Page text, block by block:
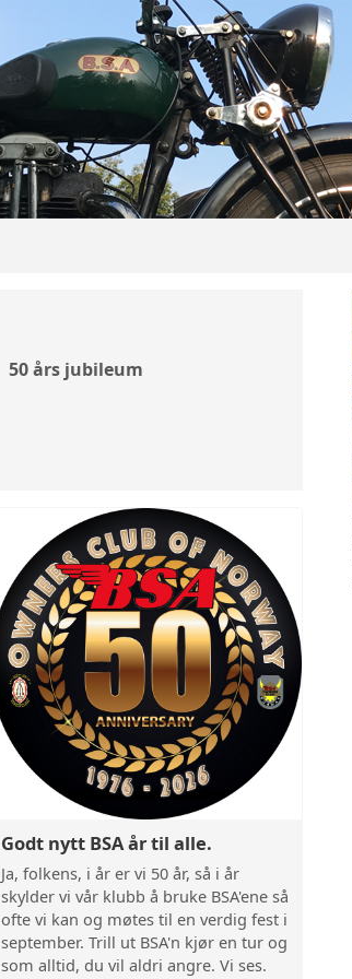
50 års jubileum
Godt nytt BSA år til alle.
Ja, folkens, i år er vi 50 år, så i år
skylder vi vår klubb å bruke BSA'ene så
ofte vi kan og møtes til en verdig fest i
september. Trill ut BSA'n kjør en tur og
som alltid, du vil aldri angre. Vi ses.